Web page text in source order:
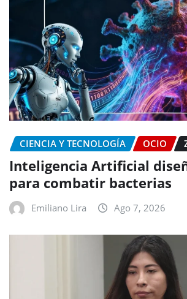
CIENCIA Y TECNOLOGÍA OCIO
Inteligencia Artificial
para combatir bacterias
Emiliano Lira Ago 7, 2026